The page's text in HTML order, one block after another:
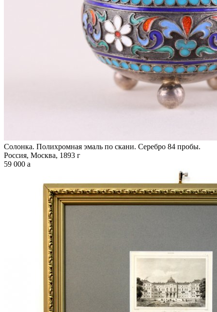
Солонка. Полихромная эмаль по скани. Серебро 84 пробы.
Россия, Москва, 1893 г
59 000 a